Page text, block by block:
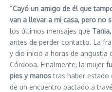
“Cayó un amigo de él que
van a llevar a mi casa, pero no
los últimos mensajes que Tania,
antes de perder contacto. La
y dio inicio a horas de angustia
Córdoba. Finalmente, la mujer
pies y manostras haber estado
de un encuentro pactado a